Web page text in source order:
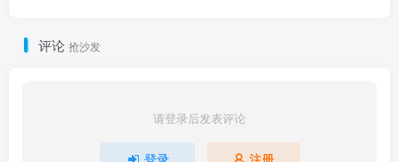
评论 抢沙发
请登录后发表评论
登录 注册